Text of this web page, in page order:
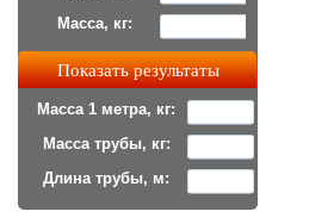
Масса, кг:
Масса 1 метра, кг:
Масса трубы, кг:
Длина трубы, м: